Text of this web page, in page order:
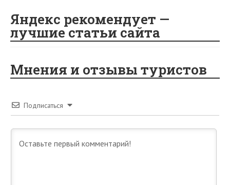
Яндекс рекомендует —
лучшие статьи сайта
Мнения и отзывы туристов
Подписаться